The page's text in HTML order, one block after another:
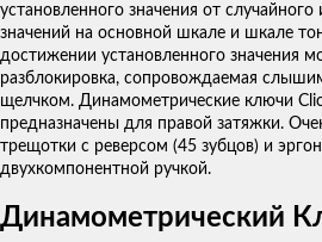
установленного значения от
значений на основной шкале и шкале
достижении установленного значения
разблокировка, сопровождаемая
щелчком. Динамометрические ключи
предназначены для правой затяжки.
трещотки с реверсом (45 зубцов) и
двухкомпонентной ручкой.
Динамометрический